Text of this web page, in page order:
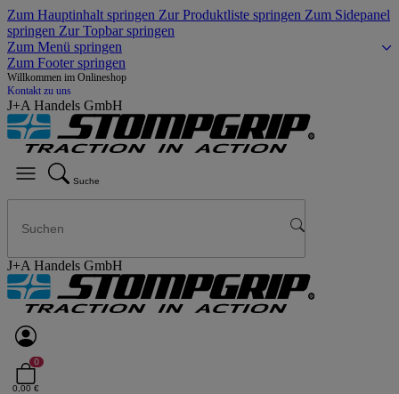
Zum Hauptinhalt springen Zur Produktliste springen Zum Sidepanel
springen Zur Topbar springen
Zum Menü springen
Zum Footer springen
Willkommen im Onlineshop
Kontakt zu uns
J+A Handels GmbH
Suche
J+A Handels GmbH
0
0,00 €